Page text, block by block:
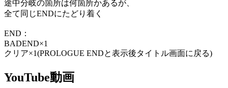
途中分岐の箇所は何箇所かあるが、
全て同じENDにたどり着く
END：
BADEND×1
クリア×1(PROLOGUE ENDと表示後タイトル画面に戻る)
YouTube動画